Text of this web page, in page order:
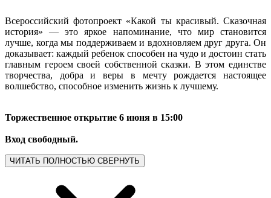
Всероссийский фотопроект «Какой ты красивый. Сказочная
история» — это яркое напоминание, что мир становится
лучше, когда мы поддерживаем и вдохновляем друг друга. Он
доказывает: каждый ребенок способен на чудо и достоин стать
главным героем своей собственной сказки. В этом единстве
творчества, добра и веры в мечту рождается настоящее
волшебство, способное изменить жизнь к лучшему.
Торжественное открытие 6 июня в 15:00
Вход свободный.
ЧИТАТЬ ПОЛНОСТЬЮ СВЕРНУТЬ